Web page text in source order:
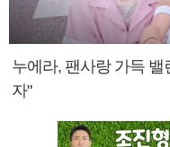
누에라, 팬사랑 가득
자"